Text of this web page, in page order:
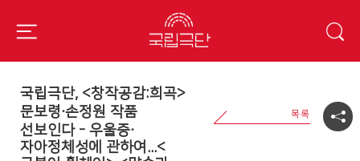
국립극단, <창작공감:희곡>
문보령·손정원 작품
선보인다 - 우울증·
자아정체성에 관하여...<